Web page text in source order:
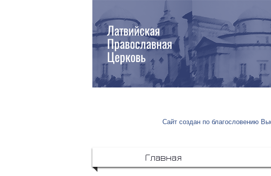
Латвийская
Православная
Церковь
Сайт создан по благословению
Главная